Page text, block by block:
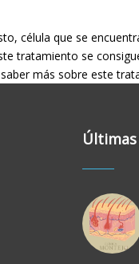
célula que se
tratamiento se
más sobre este